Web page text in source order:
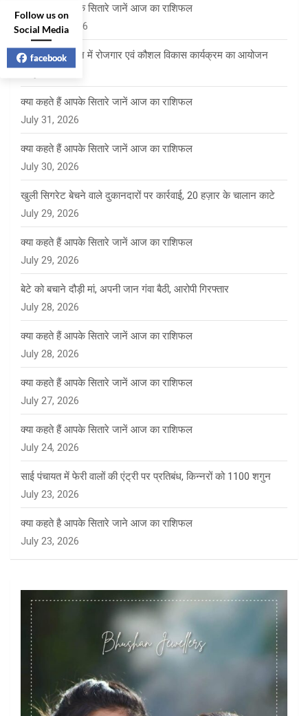
क्या कहते हैं आपके सितारे जानें आज का राशिफल
August 1, 2026
दाड़लाघाट कॉलेज में रोजगार एवं कौशल विकास कार्यक्रम का आयोजन
क्या कहते हैं आपके सितारे जानें आज का राशिफल
July 31, 2026
क्या कहते हैं आपके सितारे जानें आज का राशिफल
July 30, 2026
खुली सिगरेट बेचने वाले दुकानदारों पर कार्रवाई, 20 हज़ार के चालान काटे
July 29, 2026
क्या कहते हैं आपके सितारे जानें आज का राशिफल
July 29, 2026
बेटे को बचाने दौड़ी मां, अपनी जान गंवा बैठी, आरोपी गिरफ्तार
July 28, 2026
क्या कहते हैं आपके सितारे जानें आज का राशिफल
July 28, 2026
क्या कहते हैं आपके सितारे जानें आज का राशिफल
July 27, 2026
क्या कहते हैं आपके सितारे जानें आज का राशिफल
July 24, 2026
साई पंचायत में फेरी वालों की एंट्री पर प्रतिबंध, किन्नरों को 1100 शगुन
July 23, 2026
क्या कहते है आपके सितारे जाने आज का राशिफल
July 23, 2026
Follow us on
Social Media
facebook